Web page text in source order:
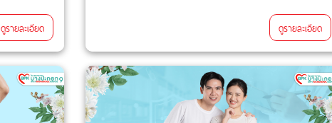
ดูรายละเอียด ดูรายละเอียด